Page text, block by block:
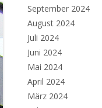
September 2024
August 2024
Juli 2024
Juni 2024
Mai 2024
April 2024
März 2024